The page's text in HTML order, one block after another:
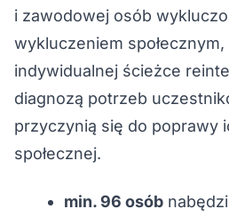
i zawodowej osób
wykluczeniem
indywidualnej ścieżce
diagnozą potrzeb
przyczynią się do poprawy
społecznej.
min. 96 osób